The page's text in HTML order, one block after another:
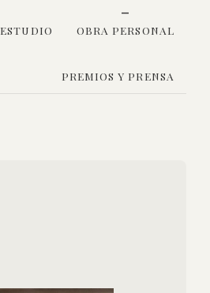
ESTUDIO OBRA PERSONAL
PREMIOS Y PRENSA